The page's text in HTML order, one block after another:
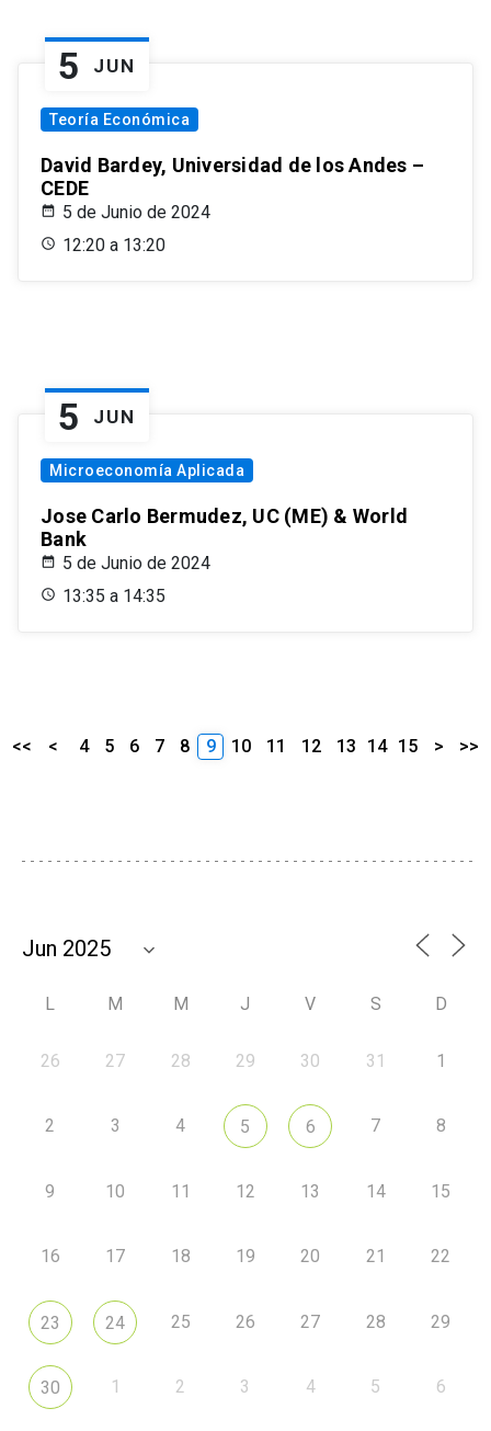
5 JUN
Teoría Económica
David Bardey, Universidad de los Andes –
CEDE
5 de Junio de 2024
12:20 a 13:20
5 JUN
Microeconomía Aplicada
Jose Carlo Bermudez, UC (ME) & World
Bank
5 de Junio de 2024
13:35 a 14:35
<< < 4 5 6 7 8 9 10 11 12 13 14 15 > >>
L M M J V S D
26 27 28 29 30 31 1
2 3 4 5 6 7 8
9 10 11 12 13 14 15
16 17 18 19 20 21 22
23 24 25 26 27 28 29
30 1 2 3 4 5 6